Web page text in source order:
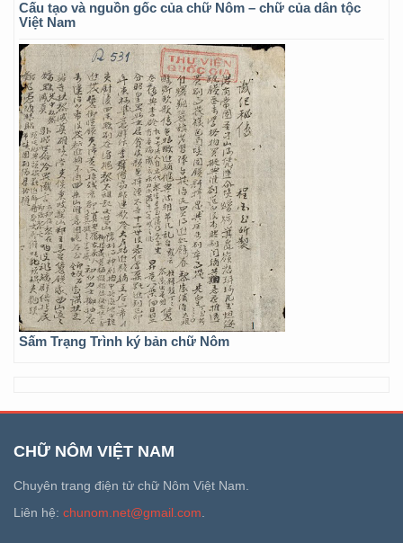
Cấu tạo và nguồn gốc của chữ Nôm – chữ của dân tộc
Việt Nam
Sấm Trạng Trình ký bản chữ Nôm
CHỮ NÔM VIỆT NAM
Chuyên trang điện tử chữ Nôm Việt Nam.
Liên hệ: chunom.net@gmail.com.